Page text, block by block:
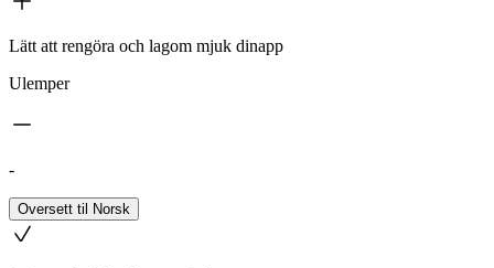
Lätt att rengöra och lagom mjuk dinapp
Ulemper
-
Oversett til Norsk